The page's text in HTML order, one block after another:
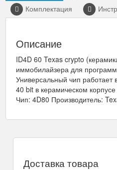
Комплектация
Описание
ID4D 60 Texas crypto
иммобилайзера для
Универсальный чип
40 bit в керамическом
Чип: 4D80 Производитель:
Доставка товара